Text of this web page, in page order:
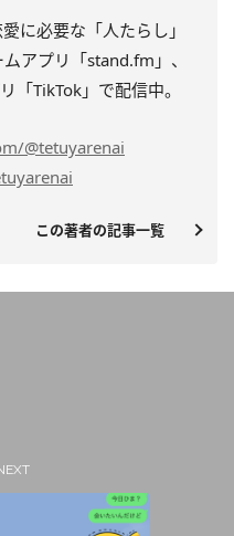
に必要な「人たらし」
アプリ「stand.fm」、
「TikTok」で配信中。
@tetuyarenai
この著者の記事一覧